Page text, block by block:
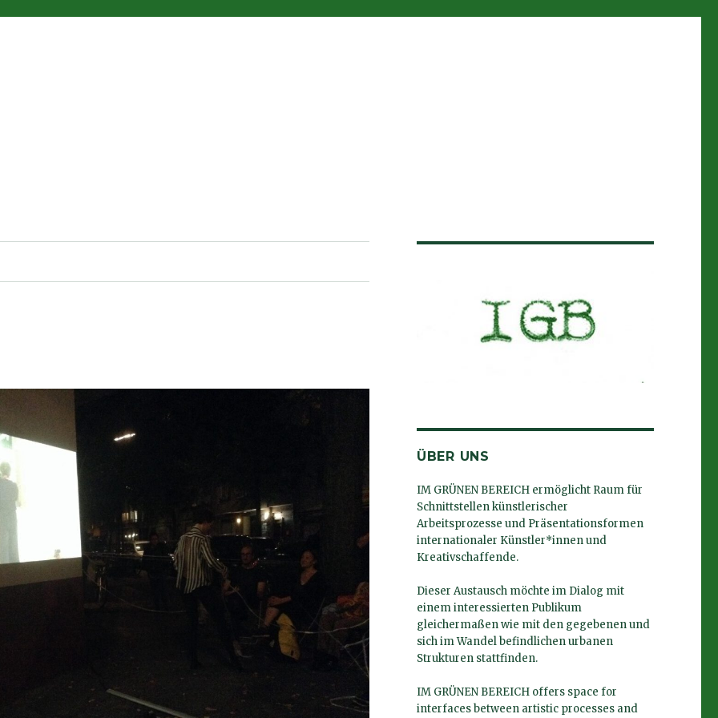
ÜBER UNS
IM GRÜNEN BEREICH ermöglicht Raum für
Schnittstellen künstlerischer
Arbeitsprozesse und Präsentationsformen
internationaler Künstler*innen und
Kreativschaffende.
Dieser Austausch möchte im Dialog mit
einem interessierten Publikum
gleichermaßen wie mit den gegebenen und
sich im Wandel befindlichen urbanen
Strukturen stattfinden.
IM GRÜNEN BEREICH offers space for
interfaces between artistic processes and